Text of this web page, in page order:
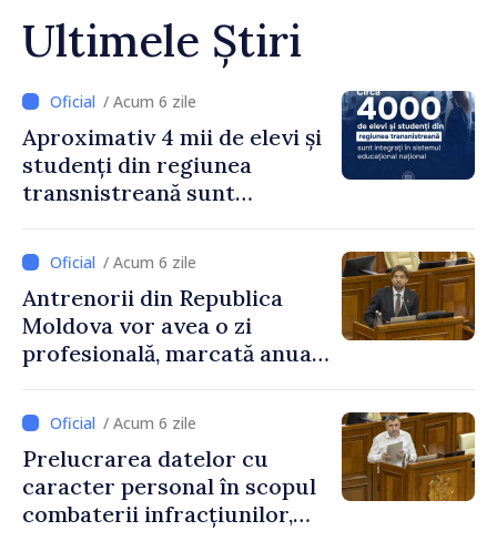
Ultimele Știri
/ Acum 6 zile
Aproximativ 4 mii de elevi și
studenți din regiunea
transnistreană sunt
educațional național
/ Acum 6 zile
Antrenorii din Republica
Moldova vor avea o zi
profesională, marcată anual
/ Acum 6 zile
Prelucrarea datelor cu
caracter personal în scopul
combaterii infracțiunilor,